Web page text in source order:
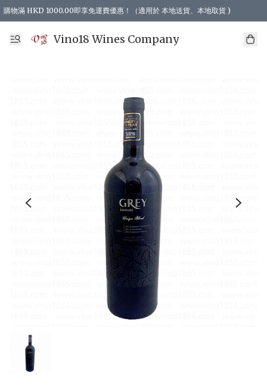
購物滿 HKD 1000.00即享免運費優惠！（適用於 本地送貨、本地取貨 )
Vino18 Wines Company